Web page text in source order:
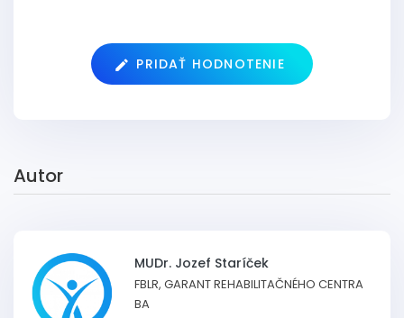
PRIDAŤ HODNOTENIE
Autor
MUDr. Jozef Staríček
FBLR, GARANT REHABILITAČNÉHO CENTRA
BA